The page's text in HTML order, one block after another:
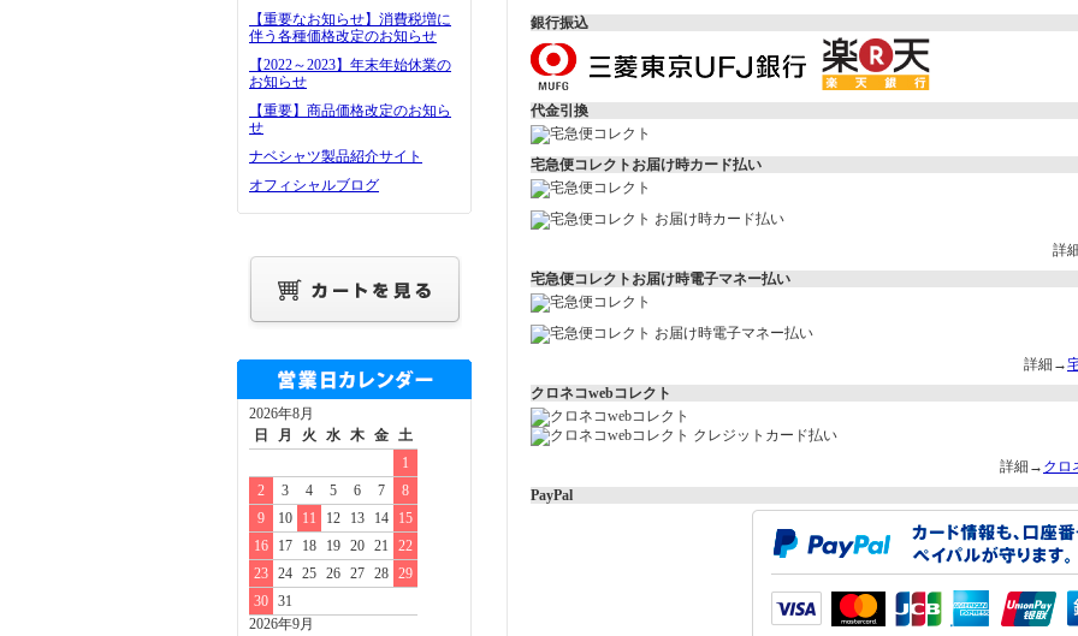
【重要なお知らせ】消費税増に
伴う各種価格改定のお知らせ
【2022～2023】年末年始休業の
お知らせ
【重要】商品価格改定のお知ら
せ
ナベシャツ製品紹介サイト
オフィシャルブログ
2026年8月
日
月 火 水 木 金 土
1
2
3 4 5 6 7
8
9
10 11 12 13 14
15
16
17 18 19 20 21
22
23 24 25 26 27 28 29
30 31
2026年9月
銀行振込
代金引換
宅急便コレクトお届け時カード払い
詳
宅急便コレクトお届け時電子マネー払い
詳細→
クロネコwebコレクト
詳細→ クロ
PayPal